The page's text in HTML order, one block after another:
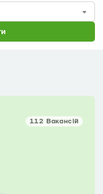
112 Вакансій